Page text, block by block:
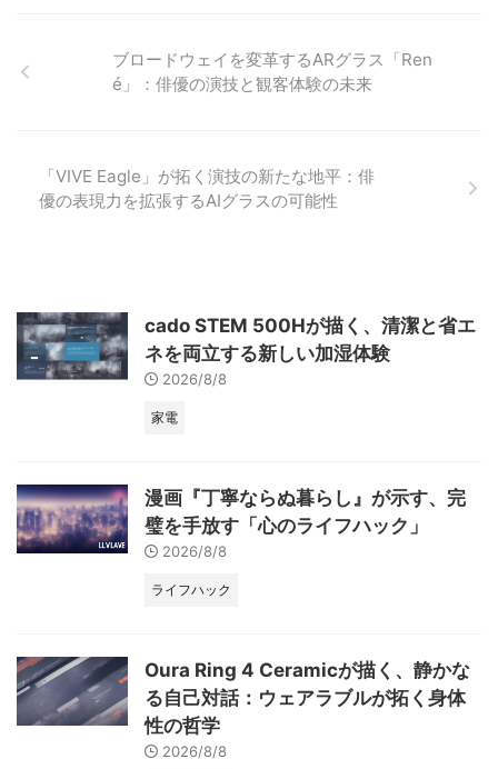
ブロードウェイを変革するARグラス「Ren
é」：俳優の演技と観客体験の未来
「VIVE Eagle」が拓く演技の新たな地平：俳
優の表現力を拡張するAIグラスの可能性
cado STEM 500Hが描く、清潔と省エ
ネを両立する新しい加湿体験
2026/8/8
家電
漫画『丁寧ならぬ暮らし』が示す、完
璧を手放す「心のライフハック」
2026/8/8
ライフハック
Oura Ring 4 Ceramicが描く、静かな
る自己対話：ウェアラブルが拓く身体
性の哲学
2026/8/8